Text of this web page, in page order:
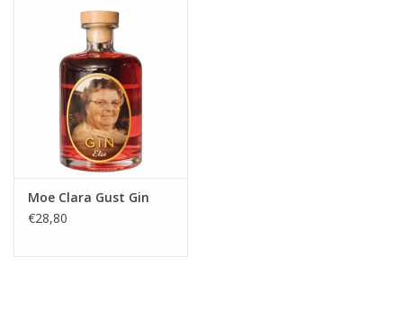
Moe Clara Gust Gin
€28,80